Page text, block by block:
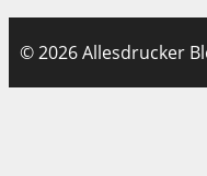
© 2026 Allesdrucker